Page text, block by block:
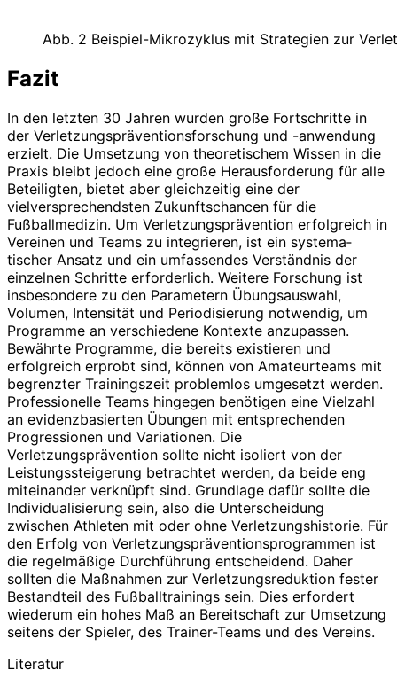
Abb. 2 Beispiel-Mikrozyklus mit Strategien zur
Fazit
In den letzten 30 Jahren wurden große Fortschritte in
der Verletzungspräventionsforschung und -anwendung
erzielt. Die Umsetzung von theoretischem Wissen in die
Praxis bleibt jedoch eine große Herausforderung für alle
Beteiligten, bietet aber gleichzeitig eine der
vielversprechendsten Zukunftschancen für die
Fußballmedizin. Um Verletzungsprävention erfolgreich in
Vereinen und Teams zu integrieren, ist ein systema­
tischer Ansatz und ein umfassendes Verständnis der
einzelnen Schritte erforderlich. Weitere Forschung ist
insbesondere zu den Parametern Übungsauswahl,
Volumen, Intensität und Periodisierung notwendig, um
Programme an verschiedene Kontexte anzupassen.
Bewährte Programme, die bereits existieren und
erfolgreich erprobt sind, können von Amateurteams mit
begrenzter Trainingszeit problemlos umgesetzt werden.
Professionelle Teams hingegen benötigen eine Vielzahl
an evidenzbasierten Übungen mit entsprechenden
Progressionen und Variationen. Die
Verletzungsprävention sollte nicht isoliert von der
Leistungssteigerung betrachtet werden, da beide eng
miteinander verknüpft sind. Grundlage dafür sollte die
Individualisierung sein, also die Unterscheidung
zwischen Athleten mit oder ohne Verletzungshistorie. Für
den Erfolg von Verletzungspräventionsprogrammen ist
die regelmäßige Durchführung entscheidend. Daher
sollten die Maßnahmen zur Verletzungsreduktion fester
Bestandteil des Fußballtrainings sein. Dies erfordert
wiederum ein hohes Maß an Bereitschaft zur Umsetzung
seitens der Spieler, des Trainer-Teams und des Vereins.
Literatur